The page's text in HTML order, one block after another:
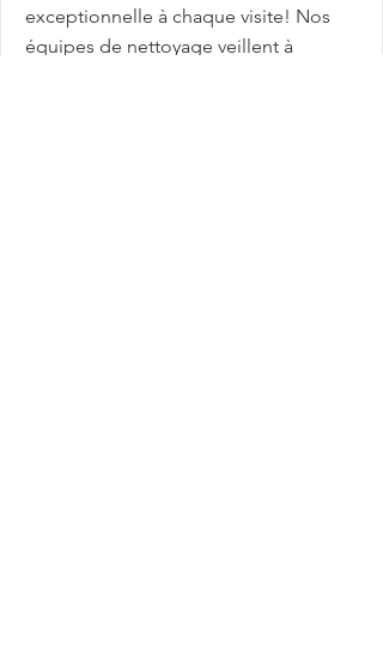
exceptionnelle à chaque visite! Nos
équipes de nettoyage veillent à